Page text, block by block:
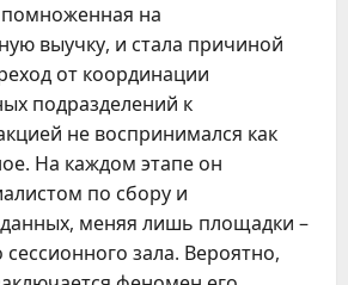
помноженная на
выучку, и стала причиной
от координации
подразделений к
не воспринимался как
На каждом этапе он
по сбору и
меняя лишь площадки –
зала. Вероятно,